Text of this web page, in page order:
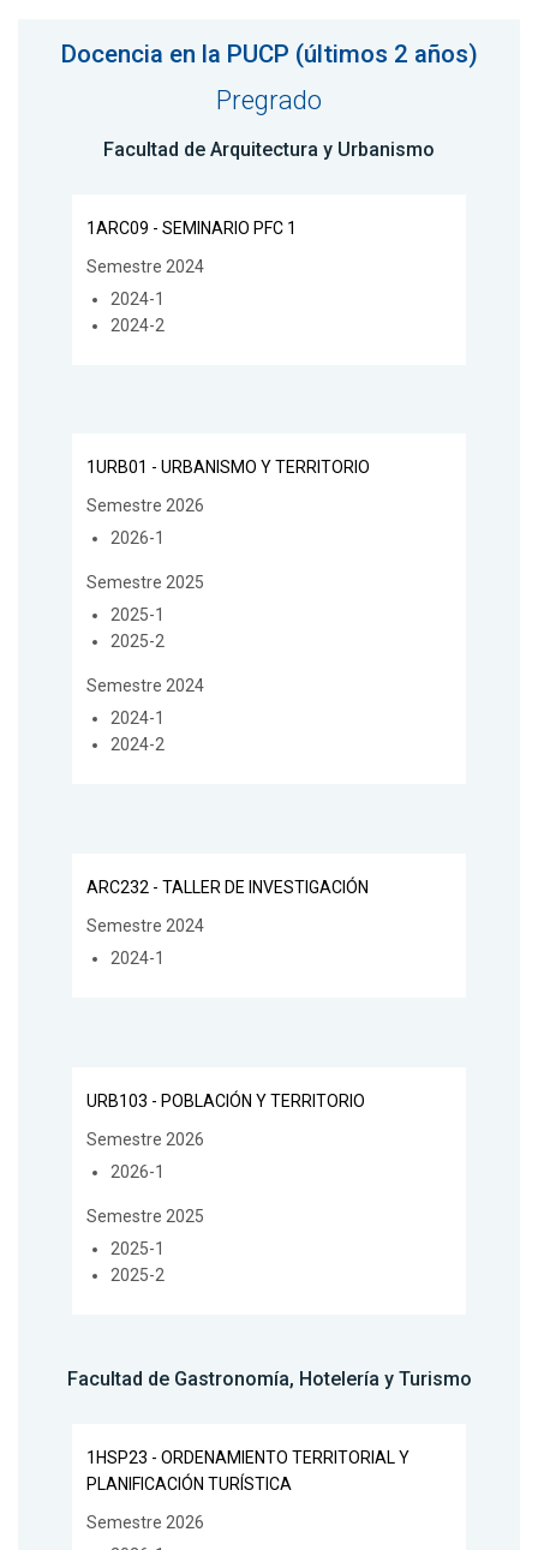
Docencia en la PUCP (últimos 2 años)
Pregrado
Facultad de Arquitectura y Urbanismo
1ARC09 - SEMINARIO PFC 1
Semestre 2024
2024-1
2024-2
1URB01 - URBANISMO Y TERRITORIO
Semestre 2026
2026-1
Semestre 2025
2025-1
2025-2
Semestre 2024
2024-1
2024-2
ARC232 - TALLER DE INVESTIGACIÓN
Semestre 2024
2024-1
URB103 - POBLACIÓN Y TERRITORIO
Semestre 2026
2026-1
Semestre 2025
2025-1
2025-2
Facultad de Gastronomía, Hotelería y Turismo
1HSP23 - ORDENAMIENTO TERRITORIAL Y
PLANIFICACIÓN TURÍSTICA
Semestre 2026